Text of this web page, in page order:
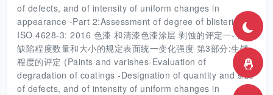
of defects, and of intensity of uniform changes in
appearance -Part 2:Assessment of degree of blistering)
ISO 4628-3: 2016 色漆 和清漆色漆涂层 剥蚀的评定一- 般性
缺陷程度数量和大小的规定表面统一变化强度 第3部分:生锈
程度的评定 (Paints and varishes-Evaluation of
degradation of coatings -Designation of quantity and size
of defects, and of intensity of uniform changes in